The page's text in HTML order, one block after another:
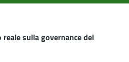
sulla governance dei